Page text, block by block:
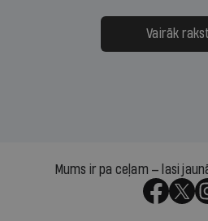
Vairāk
Mums ir pa ceļam — lasi